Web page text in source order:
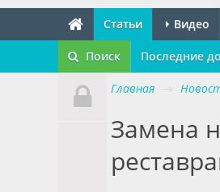
Статьи Видео
Поиск Последние
Главная →
Замена